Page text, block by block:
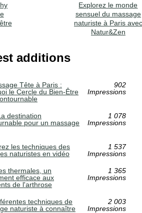
Explorez le monde
sensuel du massage
naturiste à Paris avec
Natur&Zen
additions
Tête à Paris :
le Cercle du Bien-Être
902
Impressions
destination
pour un massage
1 078
Impressions
les techniques des
naturistes en vidéo
1 537
Impressions
thermales, un
efficace aux
de l'arthrose
1 365
Impressions
techniques de
naturiste à connaître
2 003
Impressions